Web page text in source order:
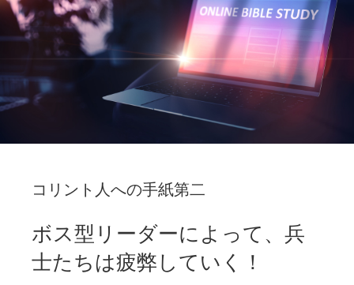
コリント人への手紙第二
ボス型リーダーによって、兵
士たちは疲弊していく！